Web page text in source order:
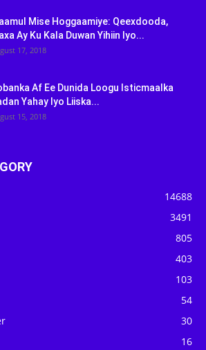
Mise Hoggaamiye: Qeexdooda,
Ay Ku Kala Duwan Yihiin Iyo...
17, 2018
Af Ee Dunida Loogu Isticmaalka
Yahay Iyo Liiska...
15, 2018
14688
3491
805
403
103
54
30
16